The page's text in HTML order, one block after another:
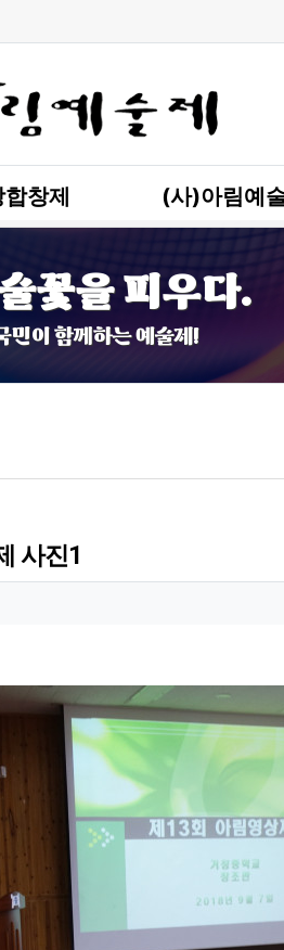
창제 (사)아림예
꽃을 피우다.
민이 함께하는 예술제!
사진1